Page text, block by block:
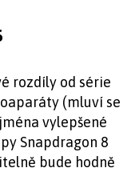
rozdíly od série
(mluví se
vylepšené
Snapdragon 8
bude hodně